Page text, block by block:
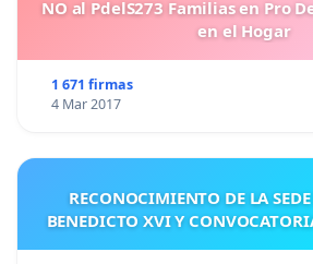
NO al PdelS273 Familias en Pro
en el Hogar
1 671 firmas
4 Mar 2017
RECONOCIMIENTO DE LA
BENEDICTO XVI Y